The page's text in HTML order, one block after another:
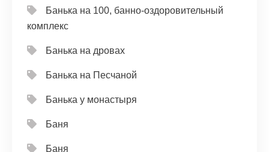
Банька на 100, банно-оздоровительный
комплекс
Банька на дровах
Банька на Песчаной
Банька у монастыря
Баня
Баня